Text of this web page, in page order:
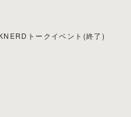
トークイベント(終了)